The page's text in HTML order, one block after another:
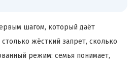
шагом, который даёт
столько жёсткий запрет, сколько
режим: семья понимает,